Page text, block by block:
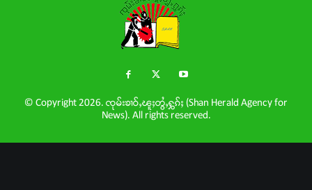
© Copyright 2026. ၸုမ်းၶၢဝ်ႇၽူႈတွႆႇႁွၵ်ႈ (Shan Herald Agency for
News). All rights reserved.